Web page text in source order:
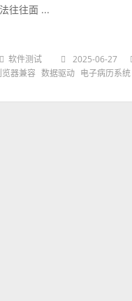
往往面 ...
软件测试 2025-06-27
览器兼容 数据驱动 电子病历系统